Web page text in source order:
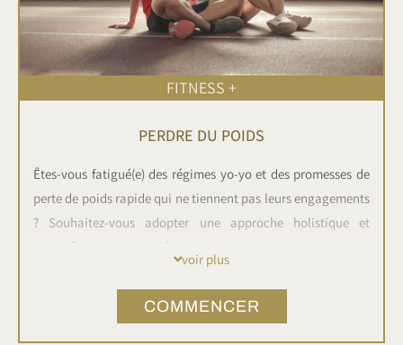
FITNESS +
PERDRE DU POIDS
Êtes-vous fatigué(e) des régimes yo-yo et des promesses de
perte de poids rapide qui ne tiennent pas leurs engagements
? Souhaitez-vous adopter une approche holistique et
scientifiquement prouvée pour perdre du poids et maintenir
un mode de vie sain sur le long terme ? Alors notre mini-
formation en perte de poids est faite pour vous !
voir plus
COMMENCER